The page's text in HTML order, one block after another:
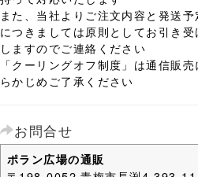
また、当社よりご注文内容と発送
につきましては原則としてお引き
しますのでご連絡ください
「クーリングオフ制度」は通信販
らかじめご了承ください
お問合せ
ポラン広場の通販